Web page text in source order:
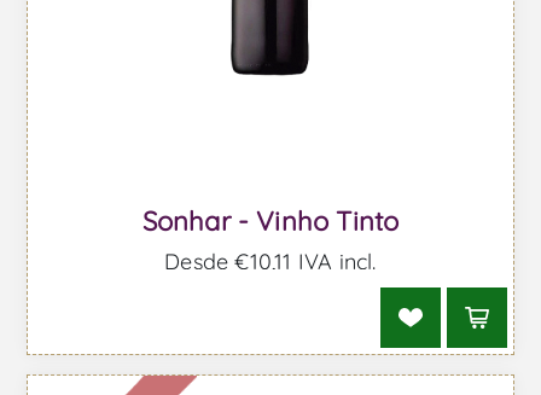
Sonhar - Vinho Tinto
Desde €10,11 IVA incl.